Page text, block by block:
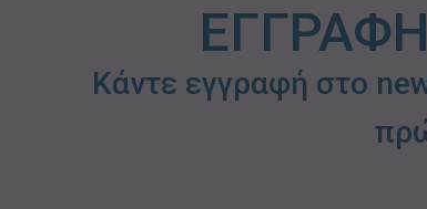
ΕΓΓΡΑΦΗ
Κάντε εγγραφή στο